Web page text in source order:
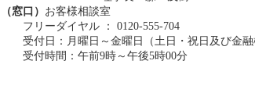
（窓口） お客様相談室
フリーダイヤル ： 0120-555-704
受付日：月曜日～金曜日（土日・祝日及び金融
受付時間：午前9時～午後5時00分